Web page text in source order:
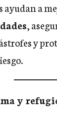
ayudan a
,
y
y